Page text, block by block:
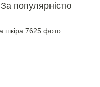
За популярністю